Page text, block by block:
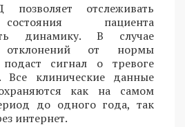
отслеживать
пациента
динамику. В случае
отклонений от нормы
сигнал о тревоге
Все клинические данные
как на самом
до одного года, так
интернет.